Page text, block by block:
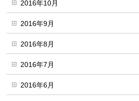
2016年10月
2016年9月
2016年8月
2016年7月
2016年6月